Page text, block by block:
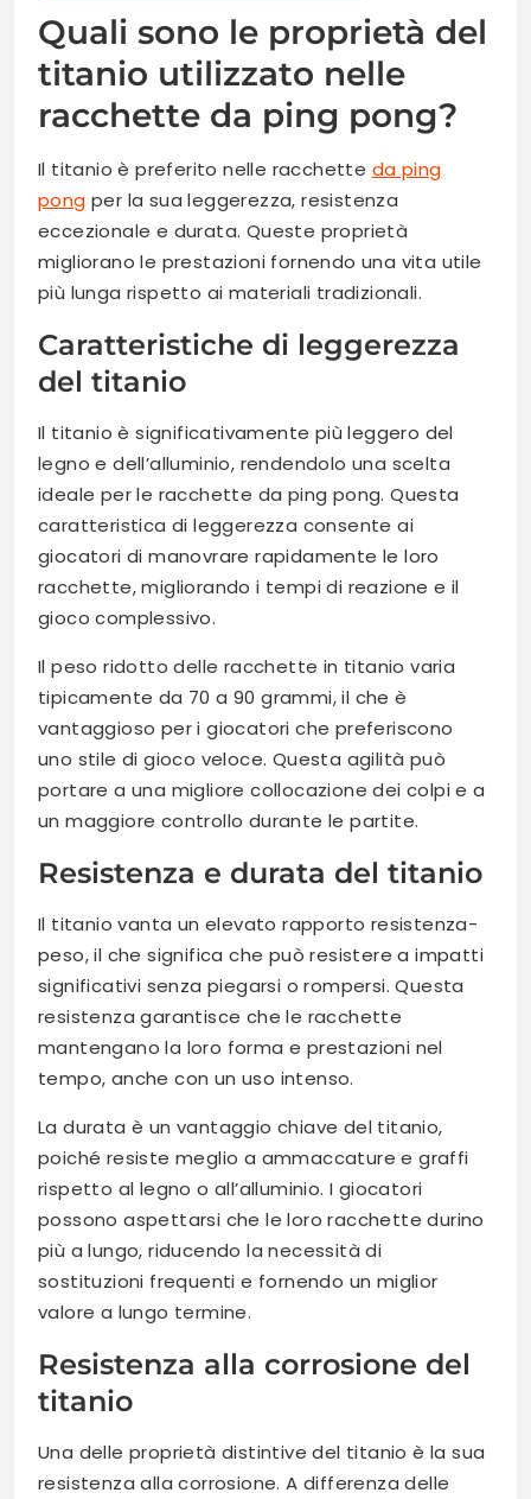
Quali sono le proprietà del
titanio utilizzato nelle
racchette da ping pong?
Il titanio è preferito nelle racchette da ping
pong per la sua leggerezza, resistenza
eccezionale e durata. Queste proprietà
migliorano le prestazioni fornendo una vita utile
più lunga rispetto ai materiali tradizionali.
Caratteristiche di leggerezza
del titanio
Il titanio è significativamente più leggero del
legno e dell’alluminio, rendendolo una scelta
ideale per le racchette da ping pong. Questa
caratteristica di leggerezza consente ai
giocatori di manovrare rapidamente le loro
racchette, migliorando i tempi di reazione e il
gioco complessivo.
Il peso ridotto delle racchette in titanio varia
tipicamente da 70 a 90 grammi, il che è
vantaggioso per i giocatori che preferiscono
uno stile di gioco veloce. Questa agilità può
portare a una migliore collocazione dei colpi e a
un maggiore controllo durante le partite.
Resistenza e durata del titanio
Il titanio vanta un elevato rapporto resistenza-
peso, il che significa che può resistere a impatti
significativi senza piegarsi o rompersi. Questa
resistenza garantisce che le racchette
mantengano la loro forma e prestazioni nel
tempo, anche con un uso intenso.
La durata è un vantaggio chiave del titanio,
poiché resiste meglio a ammaccature e graffi
rispetto al legno o all’alluminio. I giocatori
possono aspettarsi che le loro racchette durino
più a lungo, riducendo la necessità di
sostituzioni frequenti e fornendo un miglior
valore a lungo termine.
Resistenza alla corrosione del
titanio
Una delle proprietà distintive del titanio è la sua
resistenza alla corrosione. A differenza delle